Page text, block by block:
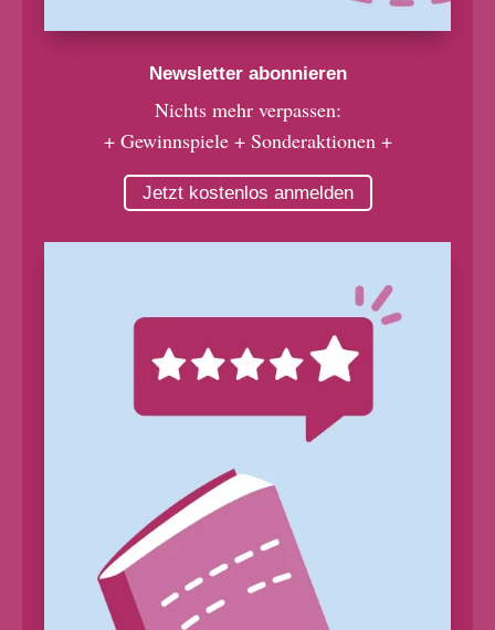
Newsletter abonnieren
Nichts mehr verpassen:
+ Gewinnspiele + Sonderaktionen +
Jetzt kostenlos anmelden